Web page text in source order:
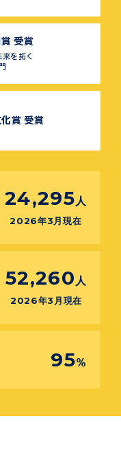
受賞
を拓く
賞 受賞
24,295 人
2026年3月現在
52,260 人
2026年3月現在
95%